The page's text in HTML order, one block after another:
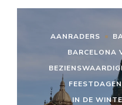
AANRADERS
BARCELONA
FEESTDAGEN
IN DE